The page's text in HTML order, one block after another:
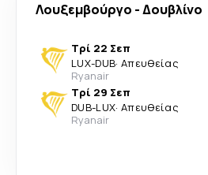
Λουξεμβούργο -Δουβλίνο
Τρί 22 Σεπ
LUX-DUB· Απευθείας
Ryanair
Τρί 29 Σεπ
DUB-LUX· Απευθείας
Ryanair